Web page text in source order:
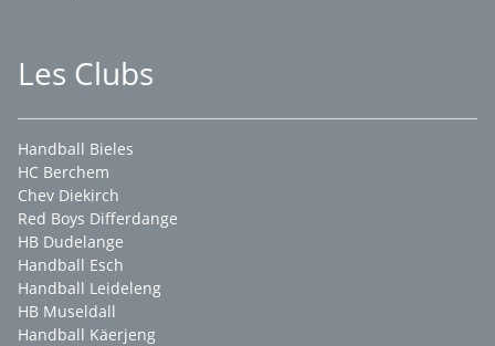
Les Clubs
Handball Bieles
HC Berchem
Chev Diekirch
Red Boys Differdange
HB Dudelange
Handball Esch
Handball Leideleng
HB Museldall
Handball Käerjeng